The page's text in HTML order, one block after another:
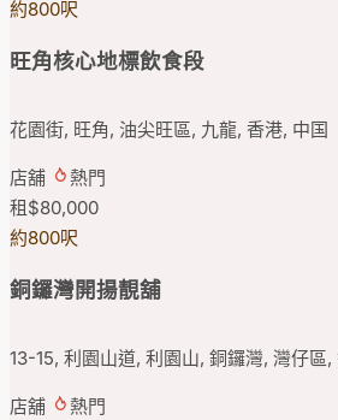
約800呎
旺角核心地標飲食段
花園街, 旺角, 油尖旺區, 九龍, 香港, 中国
店舖
熱門
租$80,000
約800呎
銅鑼灣開揚靚舖
13-15, 利園山道, 利園山, 銅鑼灣, 灣仔區,
店舖
熱門